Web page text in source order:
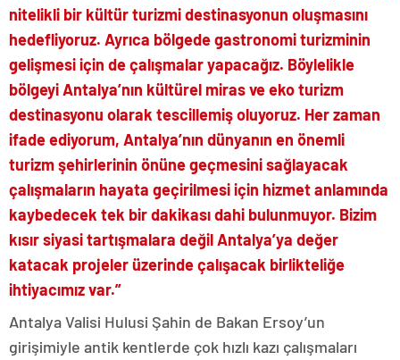
nitelikli bir kültür turizmi destinasyonun oluşmasını
hedefliyoruz. Ayrıca bölgede gastronomi turizminin
gelişmesi için de çalışmalar yapacağız. Böylelikle
bölgeyi Antalya’nın kültürel miras ve eko turizm
destinasyonu olarak tescillemiş oluyoruz. Her zaman
ifade ediyorum, Antalya’nın dünyanın en önemli
turizm şehirlerinin önüne geçmesini sağlayacak
çalışmaların hayata geçirilmesi için hizmet anlamında
kaybedecek tek bir dakikası dahi bulunmuyor. Bizim
kısır siyasi tartışmalara değil Antalya’ya değer
katacak projeler üzerinde çalışacak birlikteliğe
ihtiyacımız var.”
Antalya Valisi Hulusi Şahin de Bakan Ersoy’un
girişimiyle antik kentlerde çok hızlı kazı çalışmaları